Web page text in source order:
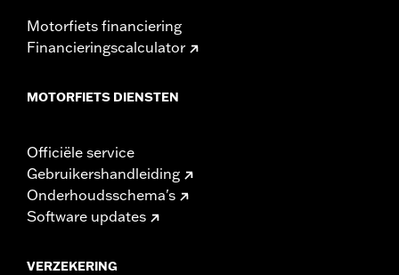
Motorfiets financiering
Financieringscalculator
MOTORFIETS DIENSTEN
Officiële service
Gebruikershandleiding
Onderhoudsschema's
Software updates
VERZEKERING